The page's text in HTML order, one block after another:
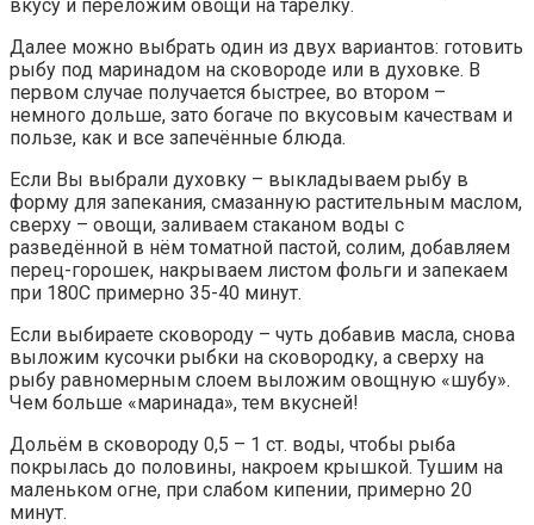
вкусу и переложим овощи на тарелку.
Далее можно выбрать один из двух вариантов: готовить
рыбу под маринадом на сковороде или в духовке. В
первом случае получается быстрее, во втором –
немного дольше, зато богаче по вкусовым качествам и
пользе, как и все запечённые блюда.
Если Вы выбрали духовку – выкладываем рыбу в
форму для запекания, смазанную растительным маслом,
сверху – овощи, заливаем стаканом воды с
разведённой в нём томатной пастой, солим, добавляем
перец-горошек, накрываем листом фольги и запекаем
при 180С примерно 35-40 минут.
Если выбираете сковороду – чуть добавив масла, снова
выложим кусочки рыбки на сковородку, а сверху на
рыбу равномерным слоем выложим овощную «шубу».
Чем больше «маринада», тем вкусней!
Дольём в сковороду 0,5 – 1 ст. воды, чтобы рыба
покрылась до половины, накроем крышкой. Тушим на
маленьком огне, при слабом кипении, примерно 20
минут.